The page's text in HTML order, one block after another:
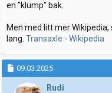
en "klump" bak.
Men med litt mer
lang. Transaxle - Wikipedia
09.03.2025
Rudi